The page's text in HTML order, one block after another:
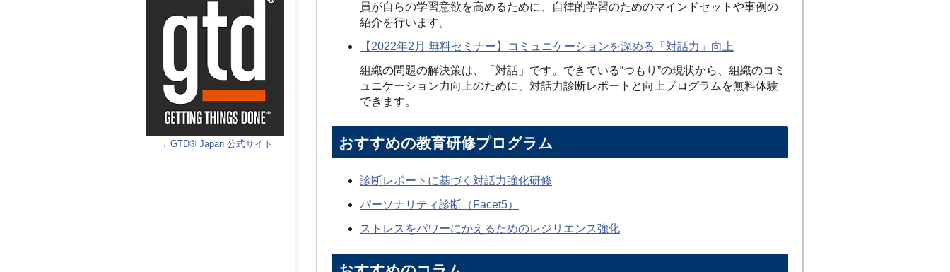
員が自らの学習意欲を高めるために、自律的学習のためのマインドセットや事例の
紹介を行います。
【2022年2月 無料セミナー】コミュニケーションを深める「対話力」向上
組織の問題の解決策は、「対話」です。できている“つもり”の現状から、組織のコミ
ュニケーション力向上のために、対話力診断レポートと向上プログラムを無料体験
できます。
おすすめの教育研修プログラム
診断レポートに基づく対話力強化研修
パーソナリティ診断（Facet5）
ストレスをパワーにかえるためのレジリエンス強化
→ GTD® Japan 公式サイト